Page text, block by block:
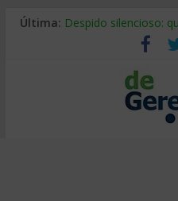
Última: Despido silencioso:
La economía de
Los 8 pasos de
Gestión de
IA y creatividad: